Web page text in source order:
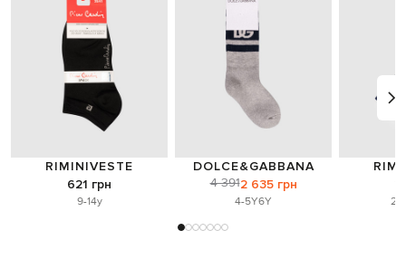
RIMINIVESTE
621 грн
9-14y
DOLCE&GABBANA
4 3912 635 грн
4-5Y6Y 2-